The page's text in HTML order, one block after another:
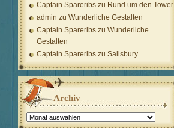
Captain Spareribs zu Rund um den Tower
admin zu Wunderliche Gestalten
Captain Spareribs zu Wunderliche
Gestalten
Captain Spareribs zu Salisbury
Archiv
Archiv